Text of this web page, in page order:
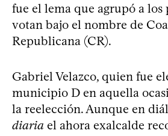
fue el lema que agrupó a
votan bajo el nombre de
Republicana (CR).
Gabriel Velazco, quien fue
municipio D en aquella
la reelección. Aunque en
diaria el ahora exalcalde